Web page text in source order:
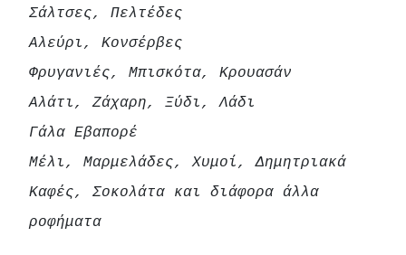
Σάλτσες, Πελτέδες
Αλεύρι, Κονσέρβες
Φρυγανιές, Μπισκότα, Κρουασάν
Αλάτι, Ζάχαρη, Ξύδι, Λάδι
Γάλα Εβαπορέ
Μέλι, Μαρμελάδες, Χυμοί, Δημητριακά
Καφές, Σοκολάτα και διάφορα άλλα
ροφήματα